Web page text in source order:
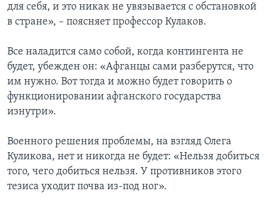
для себя, и это никак не увязывается с обстановкой
в стране», – поясняет профессор Кулаков.
Все наладится само собой, когда контингента не
будет, убежден он: «Афганцы сами разберутся, что
им нужно. Вот тогда и можно будет говорить о
функционировании афганского государства
изнутри».
Военного решения проблемы, на взгляд Олега
Куликова, нет и никогда не будет: «Нельзя добиться
того, чего добиться нельзя. У противников этого
тезиса уходит почва из-под ног».